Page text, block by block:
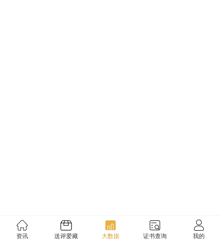
资讯 送评爱藏 大数据 证书查询 我的